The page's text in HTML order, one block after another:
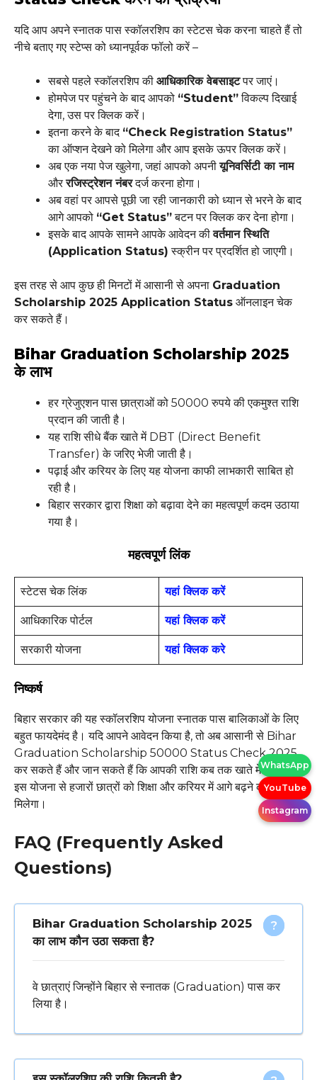
यदि आप अपने स्नातक पास स्कॉलरशिप का स्टेटस चेक करना चाहते हैं तो
नीचे बताए गए स्टेप्स को ध्यानपूर्वक फॉलो करें –
सबसे पहले स्कॉलरशिप की आधिकारिक वेबसाइटपर जाएं।
होमपेज पर पहुंचने के बाद आपको “Student”विकल्प दिखाई
देगा, उस पर क्लिक करें।
इतना करने के बाद “Check Registration Status”
का ऑप्शन देखने को मिलेगा और आप इसके ऊपर क्लिक करें।
अब एक नया पेज खुलेगा, जहां आपको अपनीयूनिवर्सिटी का नाम
औररजिस्ट्रेशन नंबरदर्ज करना होगा।
अब वहां पर आपसे पूछी जा रही जानकारी को ध्यान से भरने के बाद
आगे आपको “Get Status”बटन पर क्लिक कर देना होगा।
इसके बाद आपके सामने आपके आवेदन कीवर्तमान स्थिति
(Application Status) स्क्रीन पर प्रदर्शित हो जाएगी।
इस तरह से आप कुछ ही मिनटों में आसानी से अपना Graduation
Scholarship 2025 Application Status ऑनलाइन चेक
कर सकते हैं।
Bihar Graduation Scholarship 2025
के लाभ
हर ग्रेजुएशन पास छात्राओं को 50000 रुपये की एकमुश्त राशि
प्रदान की जाती है।
यह राशि सीधे बैंक खाते में DBT (Direct Benefit
Transfer) के जरिए भेजी जाती है।
पढ़ाई और करियर के लिए यह योजना काफी लाभकारी साबित हो
रही है।
बिहार सरकार द्वारा शिक्षा को बढ़ावा देने का महत्वपूर्ण कदम उठाया
गया है।
महत्वपूर्ण लिंक
स्टेटस चेक लिंक यहां क्लिक करें
आधिकारिक पोर्टल यहां क्लिक करें
सरकारी योजना यहां क्लिक करे
निष्कर्ष
बिहार सरकार की यह स्कॉलरशिप योजना स्नातक पास बालिकाओं के लिए
बहुत फायदेमंद है। यदि आपने आवेदन किया है, तो अब आसानी से Bihar
Graduation Scholarship 50000 Status Check 2025
कर सकते हैं और जान सकते हैं कि आपकी राशि कब तक खाते में आएगी।
इस योजना से हजारों छात्रों को शिक्षा और करियर में आगे बढ़ने का मौका
मिलेगा।
FAQ (Frequently Asked
Questions)
Bihar Graduation Scholarship 2025
का लाभ कौन उठा सकता है?
वे छात्राएं जिन्होंने बिहार से स्नातक (Graduation) पास कर
लिया है।
WhatsApp
YouTube
Instagram